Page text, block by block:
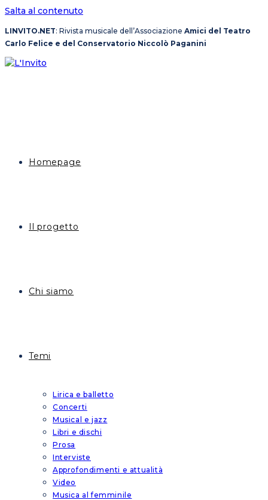
Salta al contenuto
LINVITO.NET: Rivista musicale dell’Associazione Amici del Teatro
Carlo Felice e del Conservatorio Niccolò Paganini
Homepage
Il progetto
Chi siamo
Temi
Lirica e balletto
Concerti
Musical e jazz
Libri e dischi
Prosa
Interviste
Approfondimenti e attualità
Video
Musica al femminile